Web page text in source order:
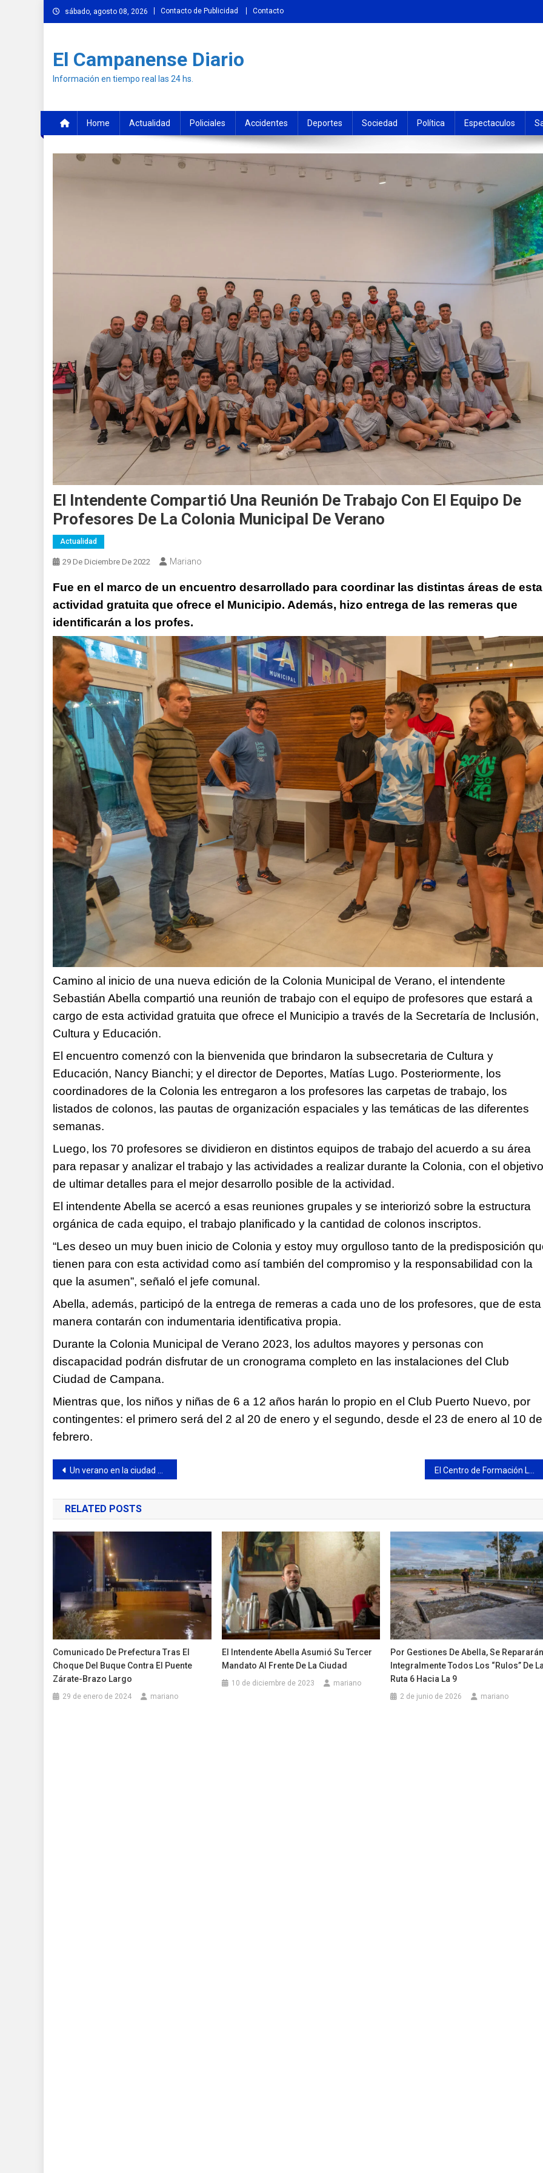
Skip
to
sábado, agosto 08, 2026 Contacto de Publicidad Contacto
El Campanense Diario
Información en tiempo real las 24 hs.
Home Actualidad Policiales Accidentes Deportes Sociedad Política Espectaculos
El Intendente Compartió Una Reunión De Trabajo Con El Equipo De
Profesores De La Colonia Municipal De Verano
Actualidad
29 De Diciembre De 2022 Mariano
Fue en el marco de un encuentro desarrollado para coordinar las distintas áreas de esta
actividad gratuita que ofrece el Municipio. Además, hizo entrega de las remeras que
identificarán a los profes.
Camino al inicio de una nueva edición de la Colonia Municipal de Verano, el intendente
Sebastián Abella compartió una reunión de trabajo con el equipo de profesores que estará a
cargo de esta actividad gratuita que ofrece el Municipio a través de la Secretaría de Inclusión,
Cultura y Educación.
El encuentro comenzó con la bienvenida que brindaron la subsecretaria de Cultura y
Educación, Nancy Bianchi; y el director de Deportes, Matías Lugo. Posteriormente, los
coordinadores de la Colonia les entregaron a los profesores las carpetas de trabajo, los
listados de colonos, las pautas de organización espaciales y las temáticas de las diferentes
semanas.
Luego, los 70 profesores se dividieron en distintos equipos de trabajo del acuerdo a su área
para repasar y analizar el trabajo y las actividades a realizar durante la Colonia, con el objetivo
de ultimar detalles para el mejor desarrollo posible de la actividad.
El intendente Abella se acercó a esas reuniones grupales y se interiorizó sobre la estructura
orgánica de cada equipo, el trabajo planificado y la cantidad de colonos inscriptos.
“Les deseo un muy buen inicio de Colonia y estoy muy orgulloso tanto de la predisposición
tienen para con esta actividad como así también del compromiso y la responsabilidad con la
que la asumen”, señaló el jefe comunal.
Abella, además, participó de la entrega de remeras a cada uno de los profesores, que de esta
manera contarán con indumentaria identificativa propia.
Durante la Colonia Municipal de Verano 2023, los adultos mayores y personas con
discapacidad podrán disfrutar de un cronograma completo en las instalaciones del Club
Ciudad de Campana.
Mientras que, los niños y niñas de 6 a 12 años harán lo propio en el Club Puerto Nuevo, por
contingentes: el primero será del 2 al 20 de enero y el segundo, desde el 23 de enero al 10 de
febrero.
Navegación
de
entradas
Un verano en la ciudad con más arte y tecnología
RELATED POSTS
Comunicado De Prefectura Tras El
Choque Del Buque Contra El Puente
Zárate-Brazo Largo
29 de enero de 2024 mariano
El Intendente Abella Asumió Su Tercer
Mandato Al Frente De La Ciudad
10 de diciembre de 2023 mariano
Por Gestiones De Abella, Se
Integralmente Todos Los “rulos” De
Ruta 6 Hacia La 9
2 de junio de 2026 mariano